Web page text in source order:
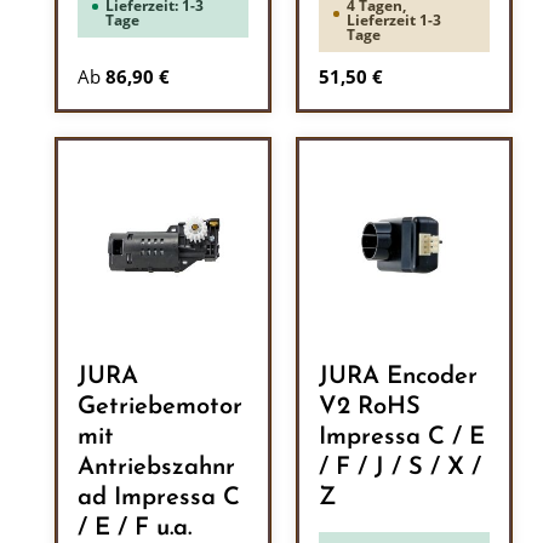
Lieferzeit: 1-3
Tage
Ab 86,90 €
4 Tagen,
Lieferzeit 1-3
Tage
Regulärer Preis:
51,50 €
JURA
Getriebemotor
mit
Antriebszahnr
ad Impressa C
/ E / F u.a.
JURA Encoder
V2 RoHS
Impressa C / E
/ F / J / S / X /
Z